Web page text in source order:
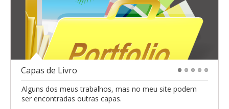
Capas de Livro
Alguns dos meus trabalhos, mas no meu site podem
ser encontradas outras capas.